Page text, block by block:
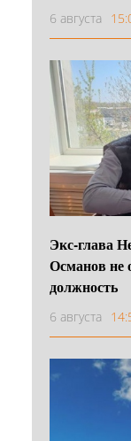
6 августа
Экс-глава
Османов не
должность
6 августа